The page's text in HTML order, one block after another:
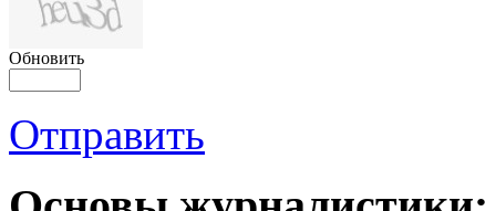
Обновить
Отправить